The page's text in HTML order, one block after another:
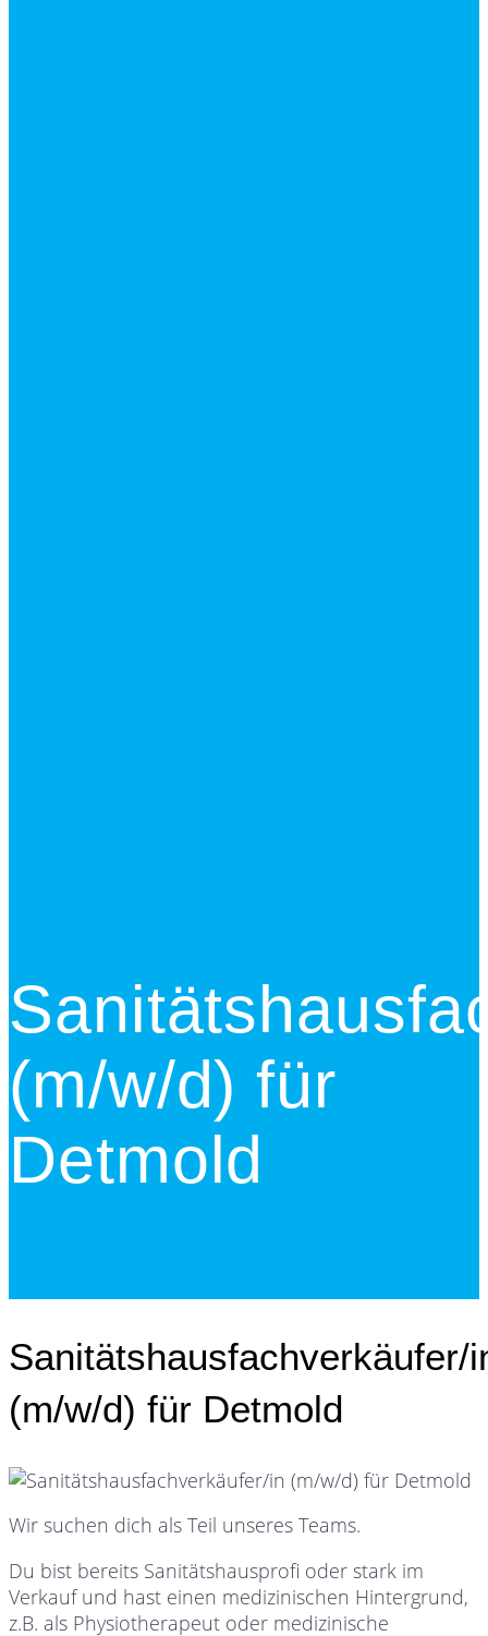
(m/w/d) für
Detmold
Sanitätshausfachverkäufer/
(m/w/d) für Detmold
Wir suchen dich als Teil unseres Teams.
Du bist bereits Sanitätshausprofi oder stark im
Verkauf und hast einen medizinischen Hintergrund,
z.B. als Physiotherapeut oder medizinische